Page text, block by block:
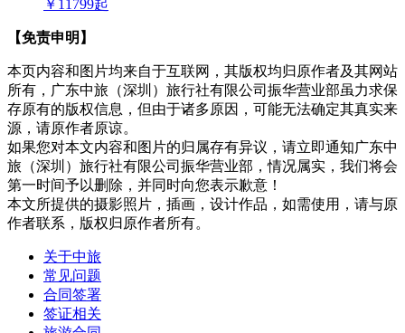
￥11799起
【免责申明】
本页内容和图片均来自于互联网，其版权均归原作者及其网站
所有，广东中旅（深圳）旅行社有限公司振华营业部虽力求保
存原有的版权信息，但由于诸多原因，可能无法确定其真实来
源，请原作者原谅。
如果您对本文内容和图片的归属存有异议，请立即通知广东中
旅（深圳）旅行社有限公司振华营业部，情况属实，我们将会
第一时间予以删除，并同时向您表示歉意！
本文所提供的摄影照片，插画，设计作品，如需使用，请与原
作者联系，版权归原作者所有。
关于中旅
常见问题
合同签署
签证相关